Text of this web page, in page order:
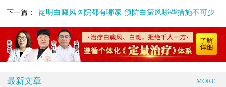
下一篇： 昆明白癜风医院都有哪家-预防白癜风哪些措施不可少
最新文章 MORE+